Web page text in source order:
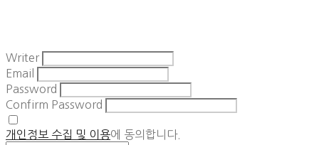
Writer
Email
Password
Confirm Password
개인정보 수집 및 이용에 동의합니다.